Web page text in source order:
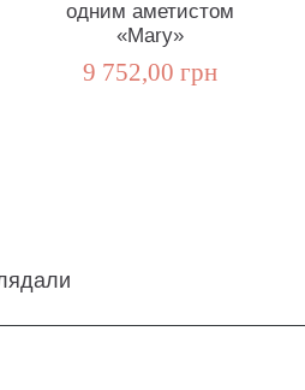
одним аметистом
«Mary»
9 752,00 грн